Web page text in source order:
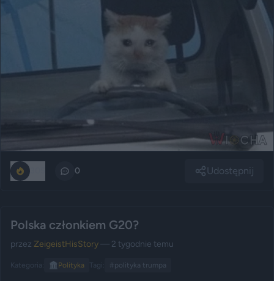
0 Udostępnij
Polska członkiem G20?
przez ZeigeistHisStory— 2 tygodnie temu
Kategoria: 🏛️ Polityka Tagi: #polityka trumpa